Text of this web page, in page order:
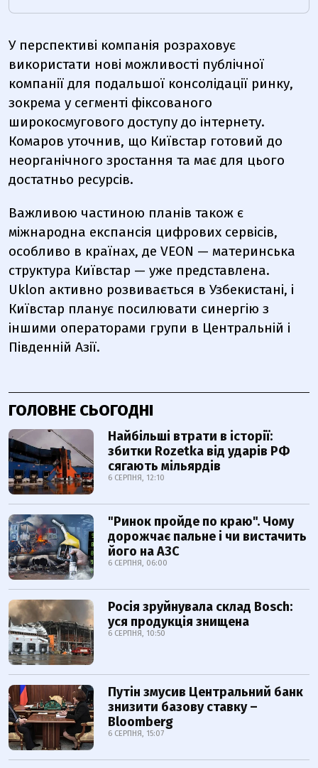
У перспективі компанія розраховує
використати нові можливості публічної
компанії для подальшої консолідації ринку,
зокрема у сегменті фіксованого
широкосмугового доступу до інтернету.
Комаров уточнив, що Київстар готовий до
неорганічного зростання та має для цього
достатньо ресурсів.
Важливою частиною планів також є
міжнародна експансія цифрових сервісів,
особливо в країнах, де VEON — материнська
структура Київстар — уже представлена.
Uklon активно розвивається в Узбекистані, і
Київстар планує посилювати синергію з
іншими операторами групи в Центральній і
Південній Азії.
ГОЛОВНЕ СЬОГОДНІ
Найбільші втрати в історії:
збитки Rozetka від ударів РФ
сягають мільярдів
6 СЕРПНЯ, 12:10
"Ринок пройде по краю". Чому
дорожчає пальне і чи вистачить
його на АЗС
6 СЕРПНЯ, 06:00
Росія зруйнувала склад Bosch:
уся продукція знищена
6 СЕРПНЯ, 10:50
Путін змусив Центральний банк
знизити базову ставку –
Bloomberg
6 СЕРПНЯ, 15:07